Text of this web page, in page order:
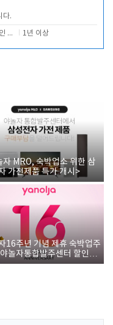
다.
주차 및 전반적인 당번업무 1년 이상
자 MRO, 숙박업소 위한 삼
가전제품 특가 개시>
16주년 기념 제휴 숙박업주
놀자통합발주센터 할인쿠